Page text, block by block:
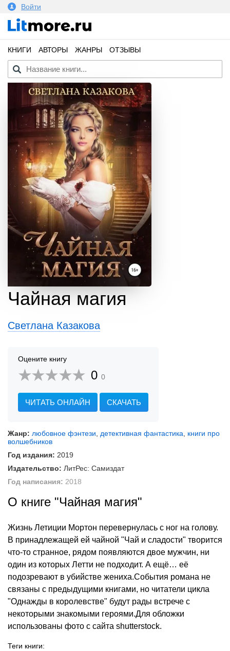
Войти
КНИГИ АВТОРЫ ЖАНРЫ ОТЗЫВЫ
Чайная магия
Светлана Казакова
Оцените книгу
0 0
ЧИТАТЬ ОНЛАЙН СКАЧАТЬ
Жанр: любовное фэнтези, детективная фантастика, книги про
волшебников
Год издания: 2019
Издательство: ЛитРес: Самиздат
Год написания: 2018
О книге "Чайная магия"
Жизнь Летиции Мортон перевернулась с ног на голову.
В принадлежащей ей чайной "Чай и сладости" творится
что-то странное, рядом появляются двое мужчин, ни
один из которых Летти не подходит. А ещё… её
подозревают в убийстве жениха.События романа не
связаны с предыдущими книгами, но читатели цикла
"Однажды в королевстве" будут рады встрече с
некоторыми знакомыми героями.Для обложки
использованы фото с сайта shutterstock.
Теги книги: